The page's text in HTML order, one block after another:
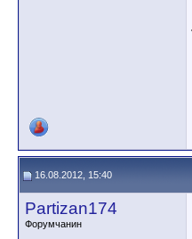
16.08.2012, 15:40
Partizan174
Форумчанин